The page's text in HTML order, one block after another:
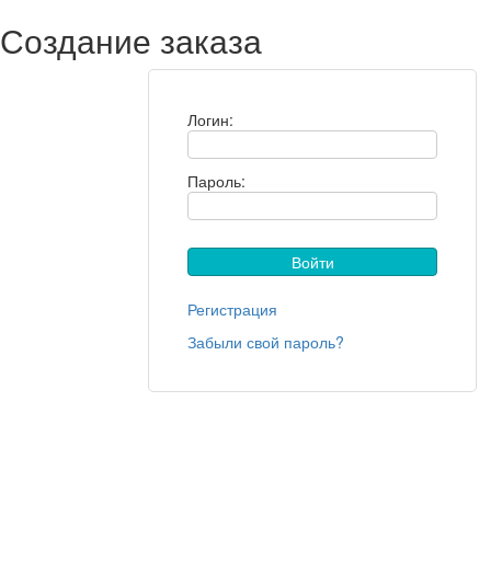
Создание заказа
Логин:
Пароль:
Регистрация
Забыли свой пароль?